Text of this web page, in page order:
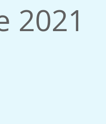
2021